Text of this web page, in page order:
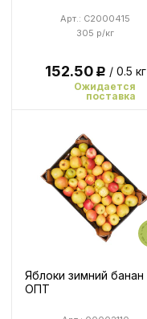
305 р/кг
Арт.: C2000415
152.50Р / 0.5 кг
Ожидается
поставка
Яблоки зимний банан
ОПТ